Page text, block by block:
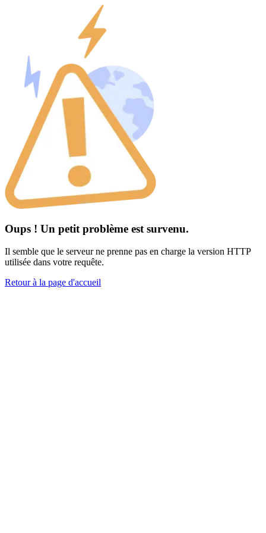
Oups ! Un petit problème est survenu.
Il semble que le serveur ne prenne pas en charge la version HTTP
utilisée dans votre requête.
Retour à la page d'accueil